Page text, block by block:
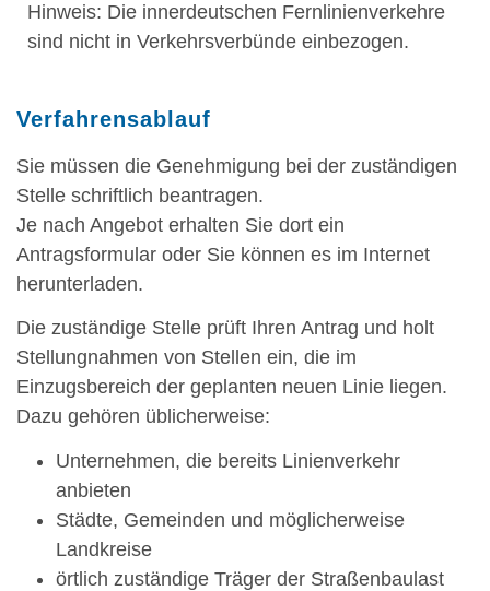
Hinweis: Die innerdeutschen Fernlinienverkehre
sind nicht in Verkehrsverbünde einbezogen.
Verfahrensablauf
Sie müssen die Genehmigung bei der zuständigen
Stelle schriftlich beantragen.
Je nach Angebot erhalten Sie dort ein
Antragsformular oder Sie können es im Internet
herunterladen.
Die zuständige Stelle prüft Ihren Antrag und holt
Stellungnahmen von Stellen ein, die im
Einzugsbereich der geplanten neuen Linie liegen.
Dazu gehören üblicherweise:
Unternehmen, die bereits Linienverkehr
anbieten
Städte, Gemeinden und möglicherweise
Landkreise
örtlich zuständige Träger der Straßenbaulast